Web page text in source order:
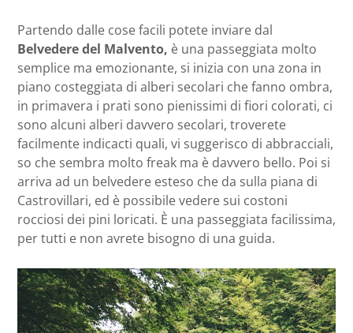
Partendo dalle cose facili potete inviare dal
Belvedere del Malvento, è una passeggiata molto
semplice ma emozionante, si inizia con una zona in
piano costeggiata di alberi secolari che fanno ombra,
in primavera i prati sono pienissimi di fiori colorati, ci
sono alcuni alberi davvero secolari, troverete
facilmente indicacti quali, vi suggerisco di abbracciali,
so che sembra molto freak ma è davvero bello. Poi si
arriva ad un belvedere esteso che da sulla piana di
Castrovillari, ed è possibile vedere sui costoni
rocciosi dei pini loricati. È una passeggiata facilissima,
per tutti e non avrete bisogno di una guida.